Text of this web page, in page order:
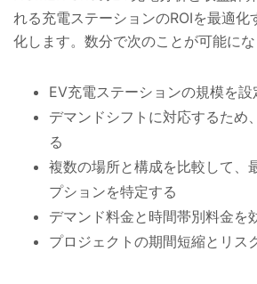
れる充電ステーションのROIを最適化
化します。数分で次のことが可能にな
EV充電ステーションの規模を設
デマンドシフトに対応するため
る
複数の場所と構成を比較して、
プションを特定する
デマンド料金と時間帯別料金を
プロジェクトの期間短縮とリス